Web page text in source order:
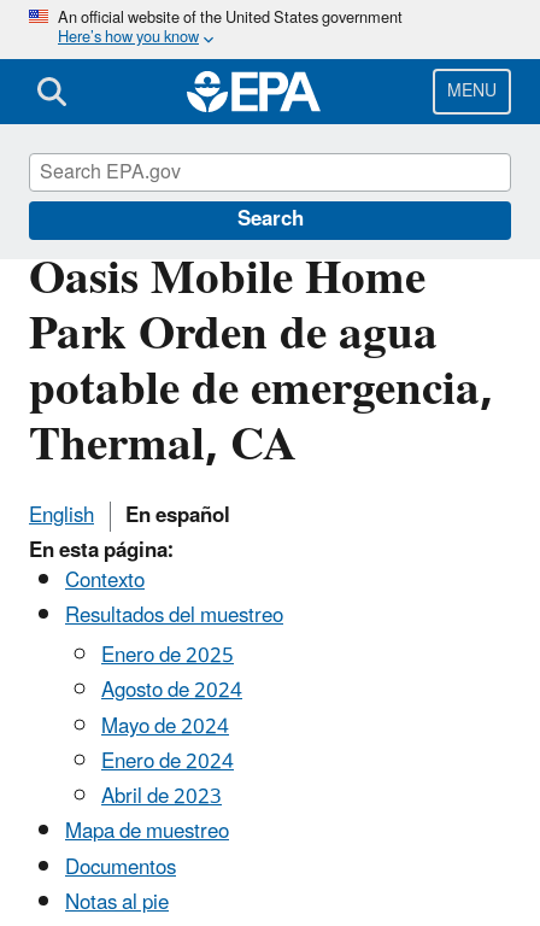
Skip
main
content
An official website of the United States government
Here’s how you know
MENU
Search
Oasis Mobile Home
Park Orden de agua
potable de emergencia,
Thermal, CA
English
En español
En esta página:
Contexto
Resultados del muestreo
Enero de 2025
Agosto de 2024
Mayo de 2024
Enero de 2024
Abril de 2023
Mapa de muestreo
Documentos
Notas al pie
Pacific Southwest Media Center